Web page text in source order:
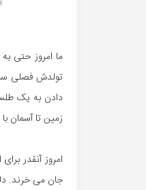
ما امروز حتی
تولدش فصلی
دادن به یک
زمین تا آسمان
امروز آنقدر
جان می خرند.